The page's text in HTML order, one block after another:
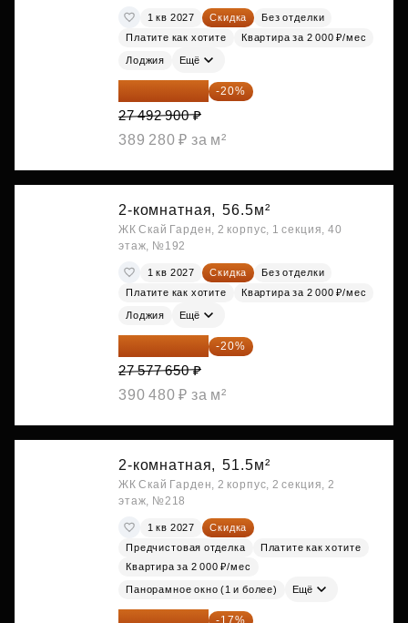
1 кв 2027 Скидка
Без отделки
Платите как хотите
Квартира за 2 000 ₽/мес
Лоджия Ещё
21 994 320 ₽ -20%
27 492 900 ₽
389 280 ₽ за м²
2-комнатная, 56.5м²
ЖК Скай Гарден, 2 корпус, 1 секция, 40
этаж, №192
1 кв 2027 Скидка
Без отделки
Платите как хотите
Квартира за 2 000 ₽/мес
Лоджия Ещё
22 062 120 ₽ -20%
27 577 650 ₽
390 480 ₽ за м²
2-комнатная, 51.5м²
ЖК Скай Гарден, 2 корпус, 2 секция, 2
этаж, №218
1 кв 2027
Скидка
Предчистовая отделка
Платите как хотите
Квартира за 2 000 ₽/мес
Панорамное окно (1 и более) Ещё
22 184 655 ₽ -17%